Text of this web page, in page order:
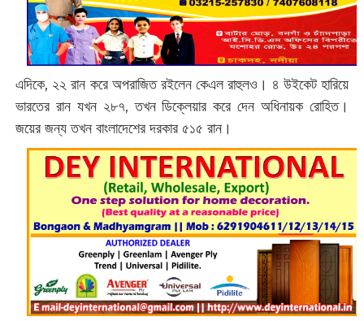
এদিকে, ২২ রান করে অপরাজিত রইলেন কেএল রাহুলও। ৪ উইকেট হারিয়ে
ভারতের রান যখন ২৮৭, তখন ডিক্লেয়ার করে দেন অধিনায়ক রোহিত।
জয়ের জন্য তখন বাংলাদেশের দরকার ৫১৫ রান।